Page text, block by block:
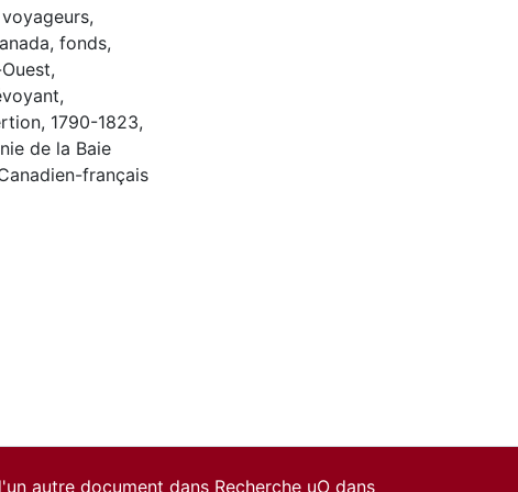
voyageurs,
, fonds,
,
,
, 1790-1823,
de la Baie
français
autre document dans Recherche uO dans